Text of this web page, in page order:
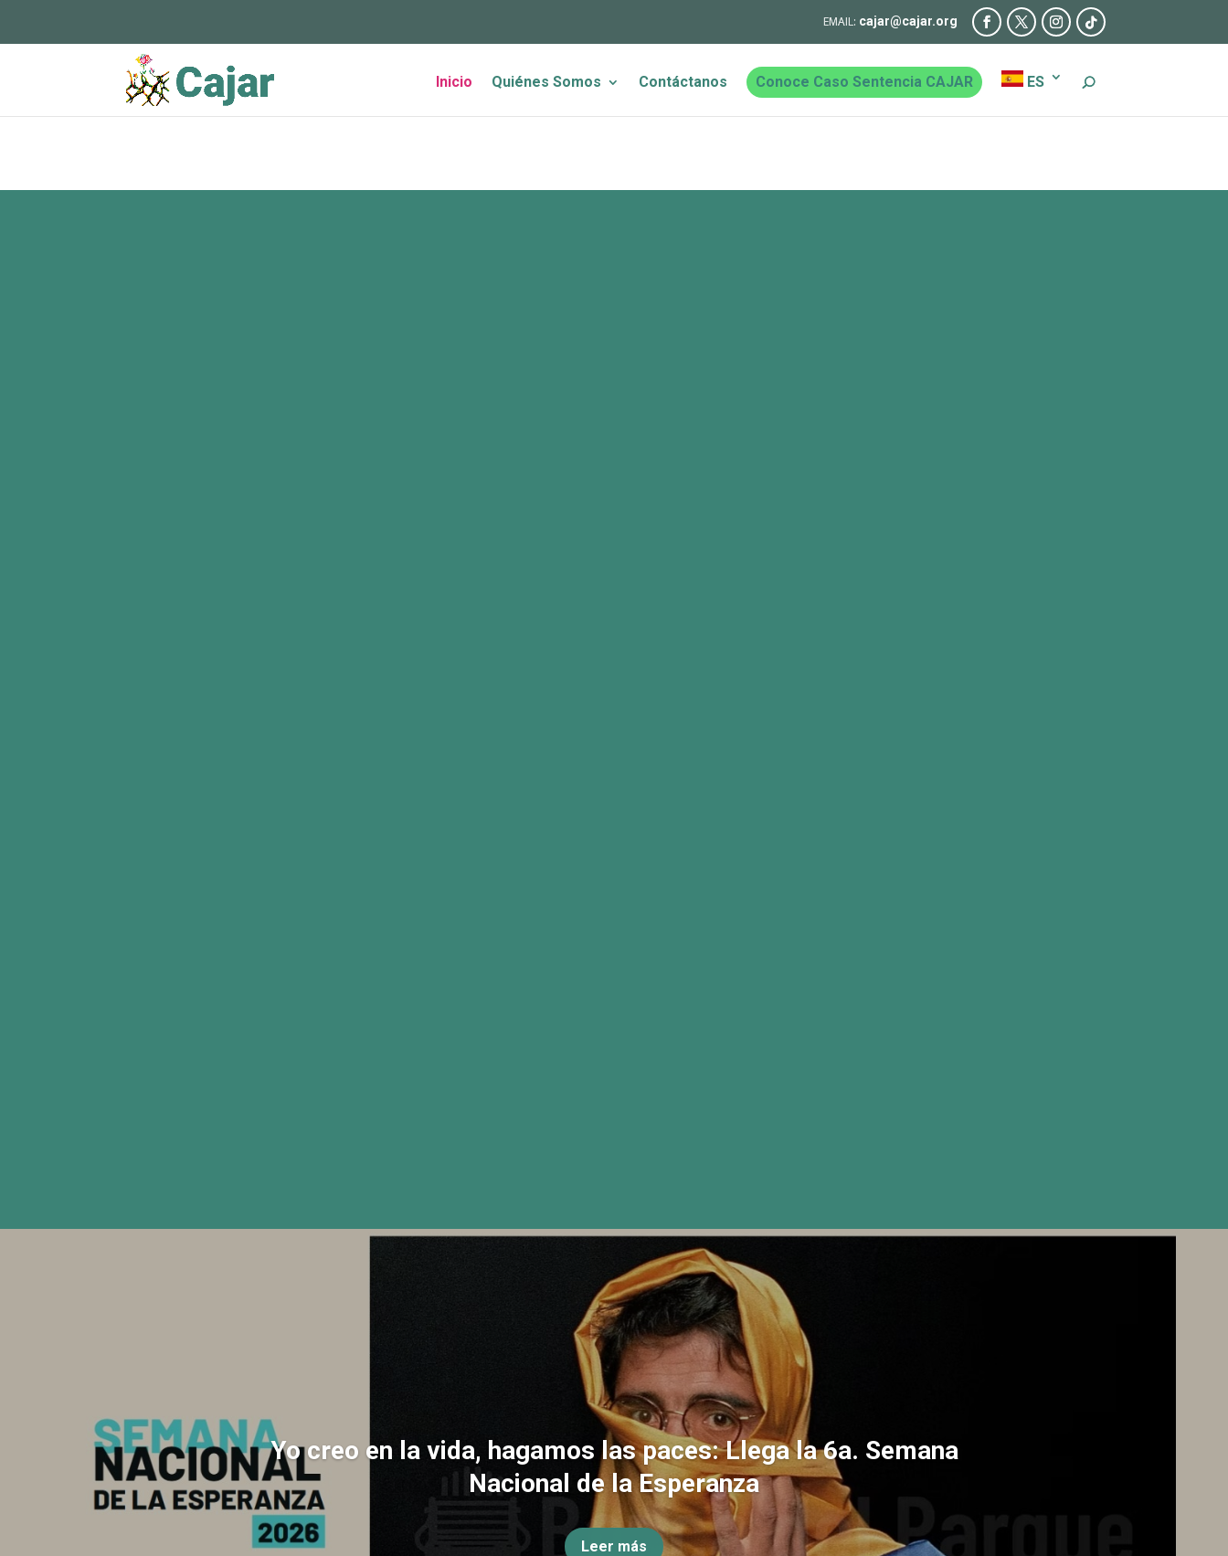
cajar@cajar.org
Inicio Quiénes Somos Contáctanos Conoce Caso Sentencia CAJAR ES
Yo creo en la vida, hagamos las paces: Llega la 6a. Semana
Nacional de la Esperanza
Leer más